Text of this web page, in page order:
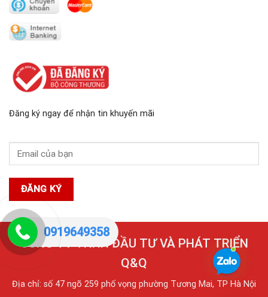
Đăng ký ngay để nhận tin khuyến mãi
CÔNG TY TNHH ĐẦU TƯ VÀ PHÁT TRIỂN
Q&Q
Địa chỉ: số 47 ngõ 259 phố vọng phường Tương Mai, TP Hà Nội
0919649358